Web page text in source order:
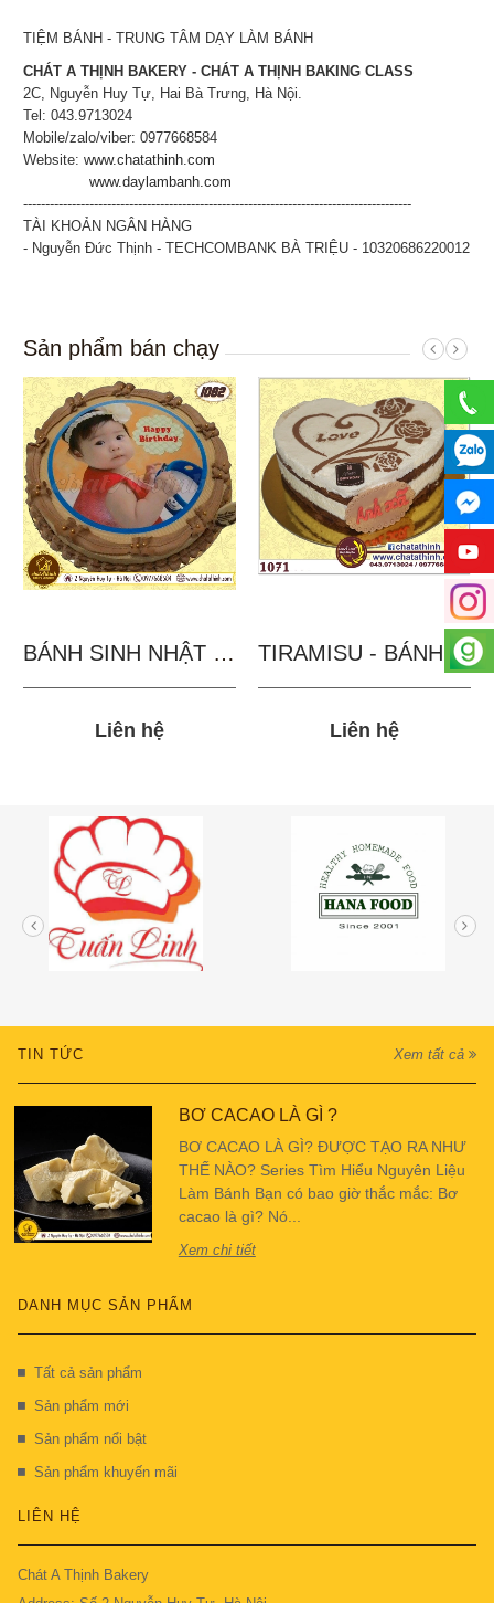
TIỆM BÁNH - TRUNG TÂM DẠY LÀM BÁNH
CHÁT A THỊNH BAKERY - CHÁT A THỊNH BAKING CLASS
2C, Nguyễn Huy Tự, Hai Bà Trưng, Hà Nội.
Tel: 043.9713024
Mobile/zalo/viber: 0977668584
Website:www.chatathinh.com
www.daylambanh.com
----------------------------------------------------------------------------------------
TÀI KHOẢN NGÂN HÀNG
- Nguyễn Đức Thịnh - TECHCOMBANK BÀ TRIỆU - 10320686220012
Sản phẩm bán chạy
BÁNH SINH NHẬT IN...
Liên hệ
TIRAMISU - BÁNH TẶNG...
Liên hệ
TIN TỨC Xem tất cả
BƠ CACAO LÀ GÌ ?
BƠ CACAO LÀ GÌ? ĐƯỢC TẠO RA NHƯ
THẾ NÀO? Series Tìm Hiểu Nguyên Liệu
Làm Bánh Bạn có bao giờ thắc mắc: Bơ
cacao là gì? Nó...
Xem chi tiết
DANH MỤC SẢN PHẨM
Tất cả sản phẩm
Sản phẩm mới
Sản phẩm nổi bật
Sản phẩm khuyến mãi
LIÊN HỆ
Chát A Thịnh Bakery